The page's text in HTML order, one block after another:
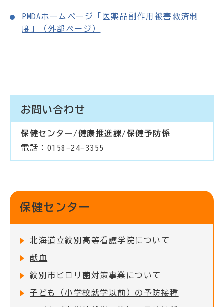
PMDAホームページ「医薬品副作用被害救済制
度」（外部ページ）
お問い合わせ
保健センター/健康推進課/保健予防係
電話：0158-24-3355
保健センター
北海道立紋別高等看護学院について
献血
紋別市ピロリ菌対策事業について
子ども（小学校就学以前）の予防接種